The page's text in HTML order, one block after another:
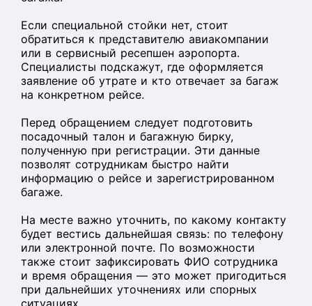
Если специальной стойки нет, стоит
обратиться к представителю авиакомпании
или в сервисный ресепшен аэропорта.
Специалисты подскажут, где оформляется
заявление об утрате и кто отвечает за багаж
на конкретном рейсе.
Перед обращением следует подготовить
посадочный талон и багажную бирку,
полученную при регистрации. Эти данные
позволят сотрудникам быстро найти
информацию о рейсе и зарегистрированном
багаже.
На месте важно уточнить, по какому контакту
будет вестись дальнейшая связь: по телефону
или электронной почте. По возможности
также стоит зафиксировать ФИО сотрудника
и время обращения — это может пригодиться
при дальнейших уточнениях или спорных
ситуациях.